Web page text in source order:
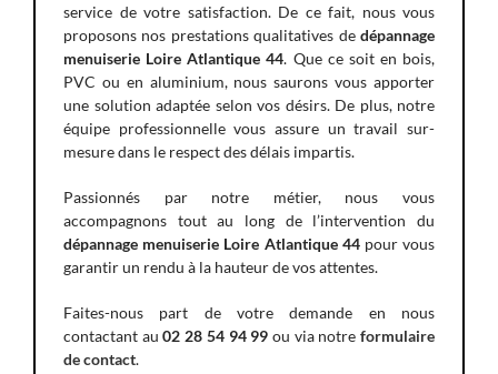
service de votre satisfaction. De ce fait, nous vous
proposons nos prestations qualitatives de dépannage
menuiserie Loire Atlantique 44. Que ce soit en bois,
PVC ou en aluminium, nous saurons vous apporter
une solution adaptée selon vos désirs. De plus, notre
équipe professionnelle vous assure un travail sur-
mesure dans le respect des délais impartis.
Passionnés par notre métier, nous vous
accompagnons tout au long de l’intervention du
dépannage menuiserie Loire Atlantique 44pour vous
garantir un rendu à la hauteur de vos attentes.
Faites-nous part de votre demande en nous
contactant au02 28 54 94 99 ou via notreformulaire
de contact.